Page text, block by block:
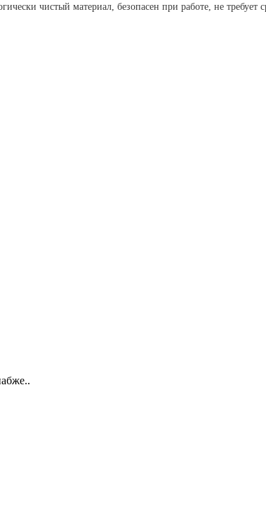
чистый материал, безопасен при работе, не требует